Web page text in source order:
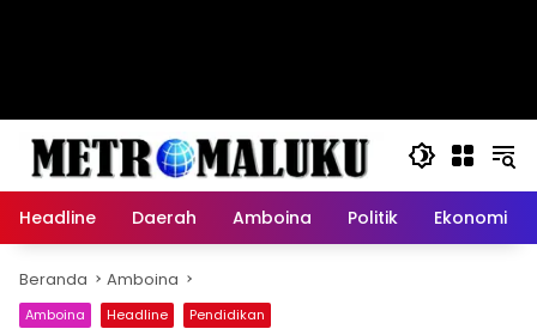
Headline Daerah Amboina Politik Ekonomi
Beranda Amboina
Amboina Headline Pendidikan